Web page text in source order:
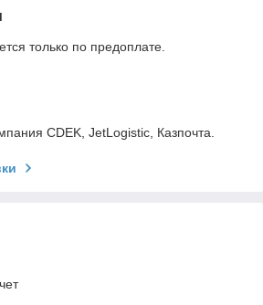
только по предоплате.
CDEK, JetLogistic, Казпочта.